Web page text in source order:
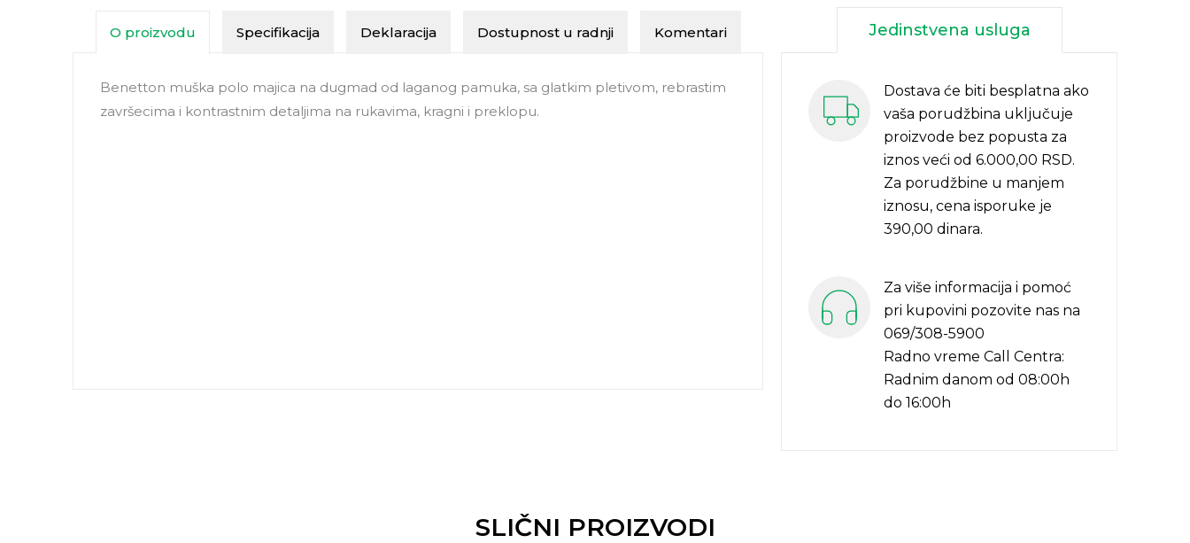
O proizvodu Specifikacija Deklaracija Dostupnost u radnji Komentari
Benetton muška polo majica na dugmad od laganog pamuka, sa glatkim pletivom, rebrastim
završecima i kontrastnim detaljima na rukavima, kragni i preklopu.
Jedinstvena usluga
Dostava će biti besplatna ako
vaša porudžbina uključuje
proizvode bez popusta za
iznos veći od 6.000,00 RSD.
Za porudžbine u manjem
iznosu, cena isporuke je
390,00 dinara.
Za više informacija i pomoć
pri kupovini pozovite nas na
069/308-5900
Radno vreme Call Centra:
Radnim danom od 08:00h
do 16:00h
SLIČNI PROIZVODI